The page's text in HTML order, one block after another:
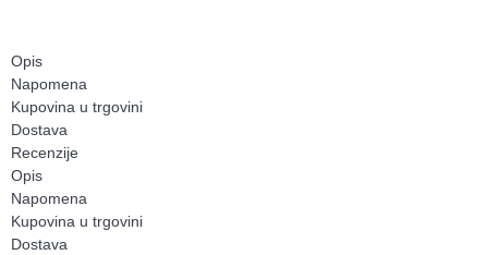
Opis
Napomena
Kupovina u trgovini
Dostava
Recenzije
Opis
Napomena
Kupovina u trgovini
Dostava